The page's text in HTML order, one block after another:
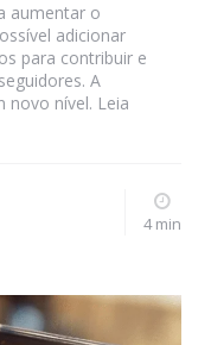
aumentar o
adicionar
para contribuir e
A
novo nível. Leia
4 min